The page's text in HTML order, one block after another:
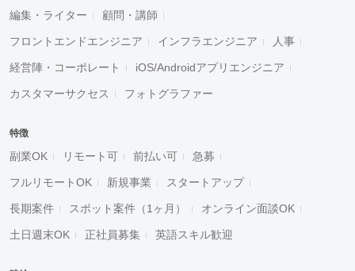
編集・ライター 顧問・講師
フロントエンドエンジニア インフラエンジニア 人事
経営陣・コーポレート iOS/Androidアプリエンジニア
カスタマーサクセス フォトグラファー
特徴
副業OK リモート可 前払い可 急募
フルリモートOK 新規事業 スタートアップ
長期案件 スポット案件（1ヶ月） オンライン面談OK
土日週末OK 正社員募集 英語スキル歓迎